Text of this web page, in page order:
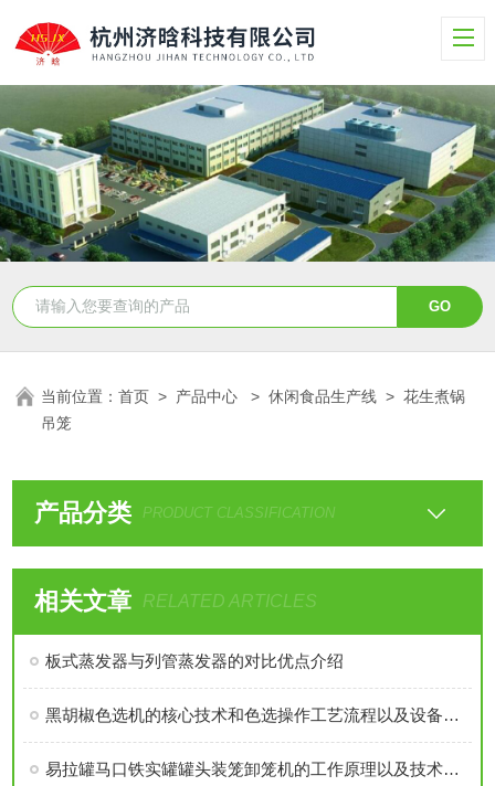
当前位置：首页 > 产品中心 >休闲食品生产线 >花生煮锅
吊笼
产品分类 PRODUCT CLASSIFICATION
相关文章 RELATED ARTICLES
板式蒸发器与列管蒸发器的对比优点介绍
黑胡椒色选机的核心技术和色选操作工艺流程以及设备优势介绍
易拉罐马口铁实罐罐头装笼卸笼机的工作原理以及技术参数介绍